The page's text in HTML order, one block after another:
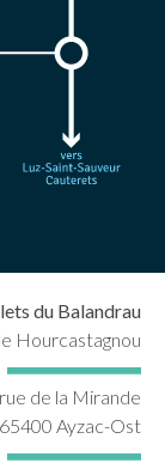
du Balandrau
Hourcastagnou
de la Mirande
65400 Ayzac-Ost